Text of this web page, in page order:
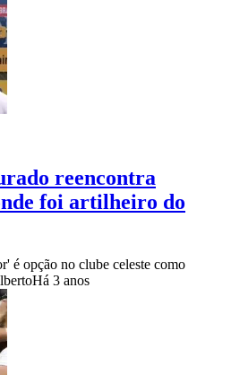
reencontra
foi artilheiro do
é opção no clube celeste como
Há 3 anos